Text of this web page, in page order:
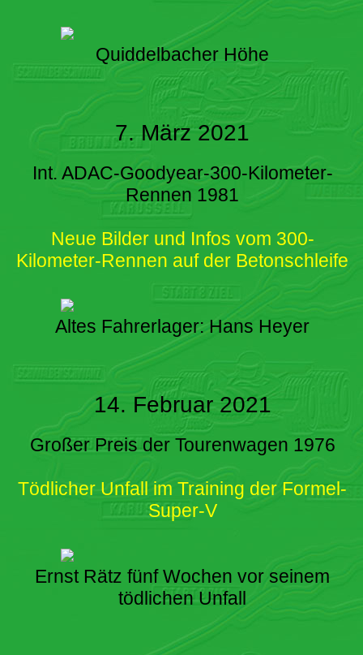
Quiddelbacher Höhe
7. März 2021
Int. ADAC-Goodyear-300-Kilometer-
Rennen 1981
Neue Bilder und Infos vom 300-
Kilometer-Rennen auf der Betonschleife
Altes Fahrerlager: Hans Heyer
14. Februar 2021
Großer Preis der Tourenwagen 1976
Tödlicher Unfall im Training der Formel-
Super-V
Ernst Rätz fünf Wochen vor seinem
tödlichen Unfall